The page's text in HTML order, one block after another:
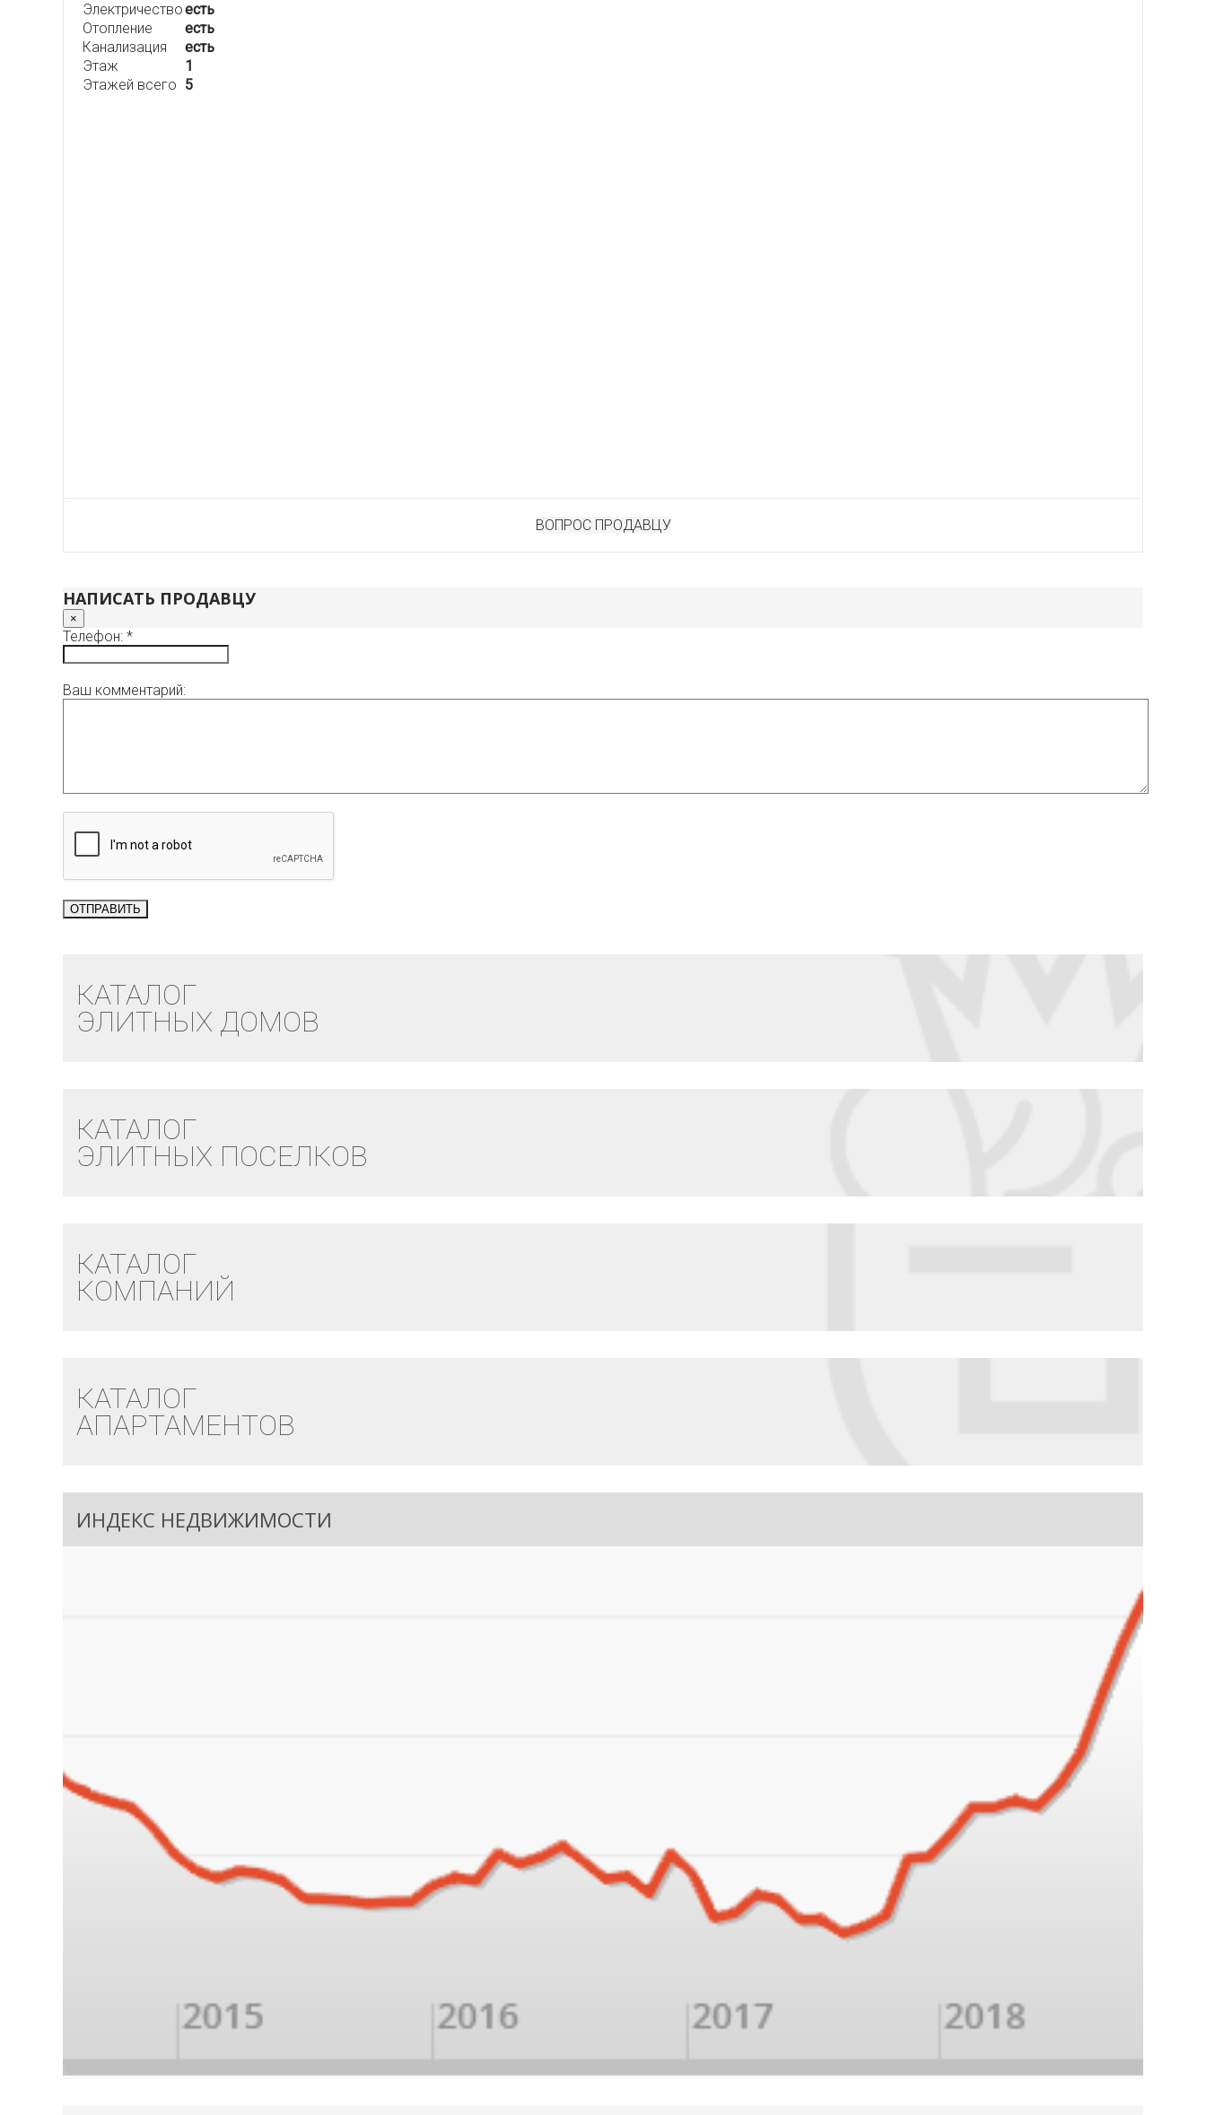
Электричествоесть
Отопление
есть
Канализация
есть
Этаж
1
Этажей всего 5
ВОПРОС ПРОДАВЦУ
НАПИСАТЬ ПРОДАВЦУ
×
Телефон: *
Ваш комментарий:
КАТАЛОГ
ЭЛИТНЫХ ДОМОВ
КАТАЛОГ
ЭЛИТНЫХ ПОСЕЛКОВ
КАТАЛОГ
КОМПАНИЙ
КАТАЛОГ
АПАРТАМЕНТОВ
ИНДЕКС НЕДВИЖИМОСТИ